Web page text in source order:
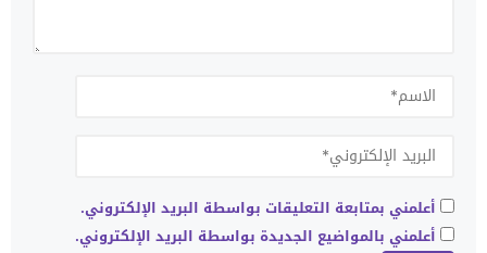
أعلمني بمتابعة التعليقات بواسطة البريد الإلكتروني.
أعلمني بالمواضيع الجديدة بواسطة البريد الإلكتروني.